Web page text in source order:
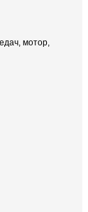
мотор,